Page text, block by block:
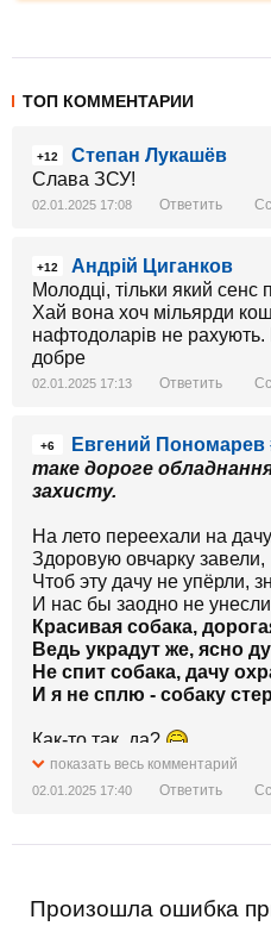
ТОП КОММЕНТАРИИ
+12
Степан Лукашёв
Слава ЗСУ!
02.01.2025 17:08 Ответить
+12
Андрій Циганков
Молодці, тільки який сенс
Хай вона хоч мільярди
нафтодоларів не
добре
02.01.2025 17:13 Ответить
+6
Евгений Пономарев
таке дороге
захисту.
На лето переехали на
Здоровую овчарку завели,
Чтоб эту дачу не упёрли,
И нас бы заодно не
Красивая собака,
Ведь украдут же, ясно
Не спит собака, дачу
И я не сплю - собаку
Как-то так, да?
показать весь комментарий
02.01.2025 17:40 Ответить
Произошла ошибка